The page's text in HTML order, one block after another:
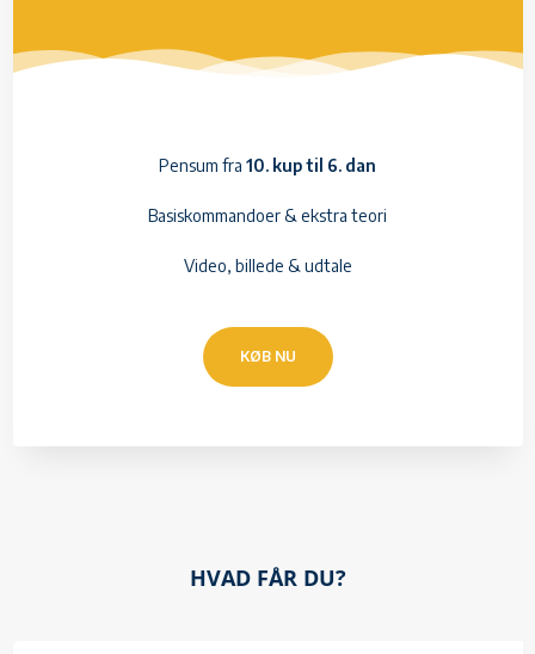
Pensum fra 10. kup til 6. dan
Basiskommandoer & ekstra teori
Video, billede & udtale
KØB NU
HVAD FÅR DU?